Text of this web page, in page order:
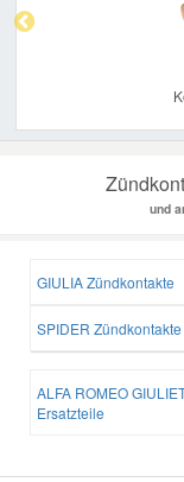
und
GIULIA Zündkontakte
SPIDER Zündkontakte
ALFA ROMEO
Ersatzteile